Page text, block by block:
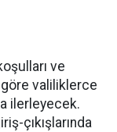
ve
valiliklerce
ilerleyecek.
çıkışlarında